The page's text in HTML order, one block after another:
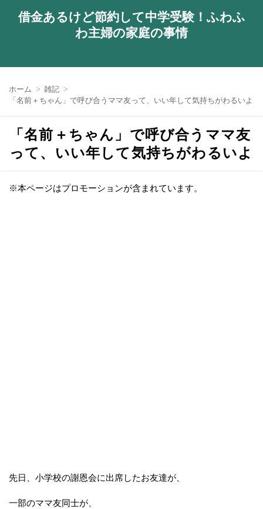
借金あるけど節約して中学受験！ふわふ
わ主婦の家庭の事情
ホーム
雑記
「名前＋ちゃん」で呼び合うママ友って、いい年して気持ちがわるいよ
「名前＋ちゃん」で呼び合うママ友
って、いい年して気持ちがわるいよ
※本ページはプロモーションが含まれています。
先日、小学校の謝恩会に出席したお友達が、
一部のママ友同士が、